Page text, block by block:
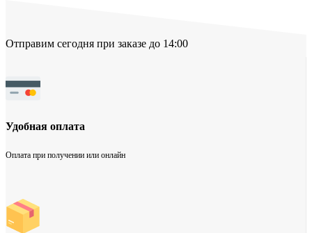
Отправим сегодня при заказе до 14:00
Удобная оплата
Оплата при получении или онлайн